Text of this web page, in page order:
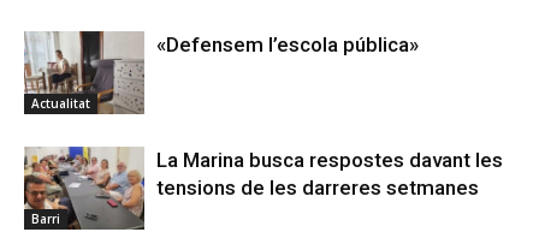
Actualitat
«Defensem l’escola pública»
Barri
La Marina busca respostes davant les
tensions de les darreres setmanes